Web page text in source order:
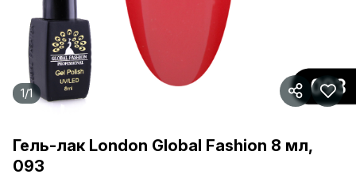
1/1
Гель-лак London Global Fashion 8 мл,
093